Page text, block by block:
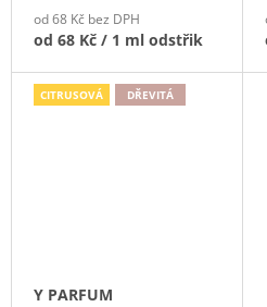
od 68 Kč bez DPH
od 68 Kč / 1 ml odstřik
CITRUSOVÁ DŘEVITÁ
Y PARFUM